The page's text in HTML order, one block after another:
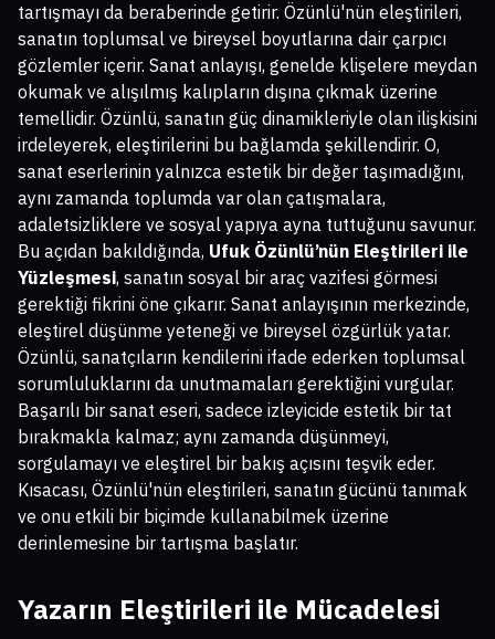
tartışmayı da beraberinde getirir. Özünlü'nün eleştirileri,
sanatın toplumsal ve bireysel boyutlarına dair çarpıcı
gözlemler içerir. Sanat anlayışı, genelde klişelere meydan
okumak ve alışılmış kalıpların dışına çıkmak üzerine
temellidir. Özünlü, sanatın güç dinamikleriyle olan ilişkisini
irdeleyerek, eleştirilerini bu bağlamda şekillendirir. O,
sanat eserlerinin yalnızca estetik bir değer taşımadığını,
aynı zamanda toplumda var olan çatışmalara,
adaletsizliklere ve sosyal yapıya ayna tuttuğunu savunur.
Bu açıdan bakıldığında, Ufuk Özünlü’nün Eleştirileri ile
Yüzleşmesi, sanatın sosyal bir araç vazifesi görmesi
gerektiği fikrini öne çıkarır. Sanat anlayışının merkezinde,
eleştirel düşünme yeteneği ve bireysel özgürlük yatar.
Özünlü, sanatçıların kendilerini ifade ederken toplumsal
sorumluluklarını da unutmamaları gerektiğini vurgular.
Başarılı bir sanat eseri, sadece izleyicide estetik bir tat
bırakmakla kalmaz; aynı zamanda düşünmeyi,
sorgulamayı ve eleştirel bir bakış açısını teşvik eder.
Kısacası, Özünlü'nün eleştirileri, sanatın gücünü tanımak
ve onu etkili bir biçimde kullanabilmek üzerine
derinlemesine bir tartışma başlatır.
Yazarın Eleştirileri ile Mücadelesi